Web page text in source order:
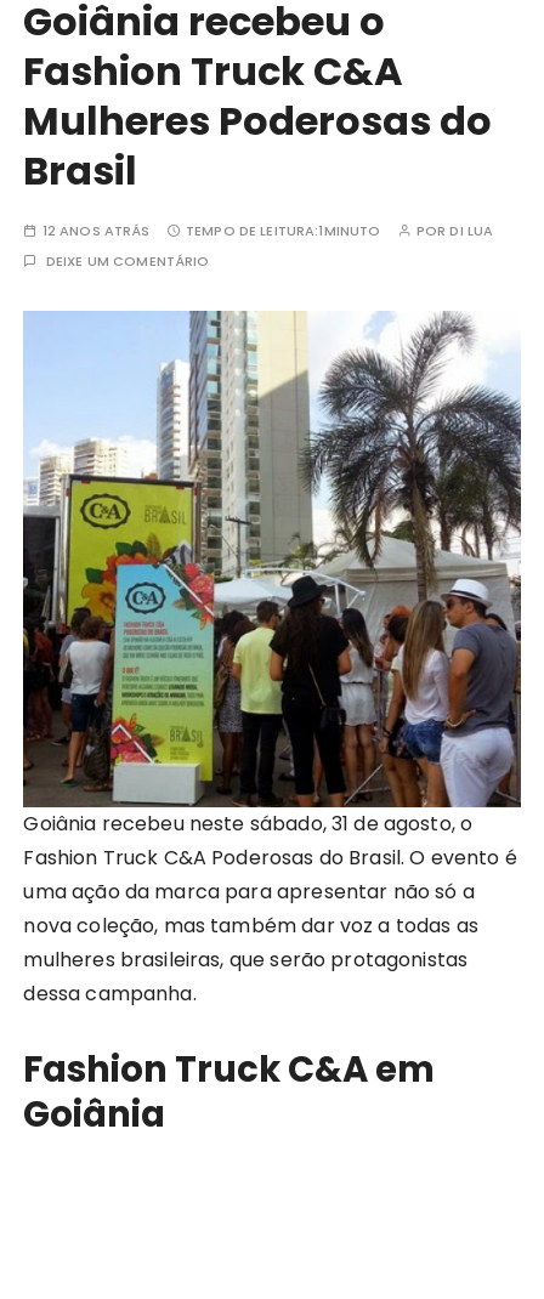
Goiânia recebeu o
Fashion Truck C&A
Mulheres Poderosas do
Brasil
12 ANOS ATRÁS TEMPO DE LEITURA:1MINUTO PORDI LUA
DEIXE UM COMENTÁRIO
Goiânia recebeu neste sábado, 31 de agosto, o
Fashion Truck C&A Poderosas do Brasil. O evento é
uma ação da marca para apresentar não só a
nova coleção, mas também dar voz a todas as
mulheres brasileiras, que serão protagonistas
dessa campanha.
Fashion Truck C&A em
Goiânia